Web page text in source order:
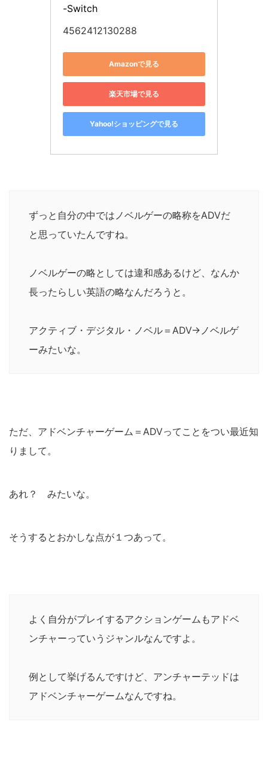
-Switch
4562412130288
Amazonで見る
楽天市場で見る
Yahoo!ショッピングで見る
ずっと自分の中ではノベルゲーの略称をADVだ
と思っていたんですね。
ノベルゲーの略としては違和感あるけど、なんか
長ったらしい英語の略なんだろうと。
アクティブ・デジタル・ノベル＝ADV→ノベルゲ
ーみたいな。
ただ、アドベンチャーゲーム＝ADVってことをつい最近知
りまして。
あれ？ みたいな。
そうするとおかしな点が１つあって。
よく自分がプレイするアクションゲームもアドベ
ンチャーっていうジャンルなんですよ。
例として挙げるんですけど、アンチャーテッドは
アドベンチャーゲームなんですね。